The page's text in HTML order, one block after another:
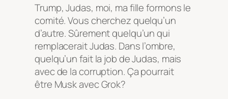
Trump, Judas, moi, ma fille formons le
comité. Vous cherchez quelqu’un
d’autre. Sûrement quelqu’un qui
remplacerait Judas. Dans l’ombre,
quelqu’un fait la job de Judas, mais
avec de la corruption. Ça pourrait
être Musk avec Grok?